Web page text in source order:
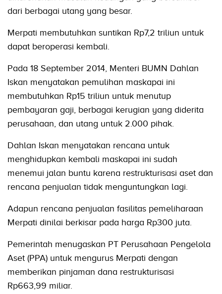
dari berbagai utang yang besar.
Merpati membutuhkan suntikan Rp7,2 triliun untuk
dapat beroperasi kembali.
Pada 18 September 2014, Menteri BUMN Dahlan
Iskan menyatakan pemulihan maskapai ini
membutuhkan Rp15 triliun untuk menutup
pembayaran gaji, berbagai kerugian yang diderita
perusahaan, dan utang untuk 2.000 pihak.
Dahlan Iskan menyatakan rencana untuk
menghidupkan kembali maskapai ini sudah
menemui jalan buntu karena restrukturisasi aset dan
rencana penjualan tidak menguntungkan lagi.
Adapun rencana penjualan fasilitas pemeliharaan
Merpati dinilai berkisar pada harga Rp300 juta.
Pemerintah menugaskan PT Perusahaan Pengelola
Aset (PPA) untuk mengurus Merpati dengan
memberikan pinjaman dana restrukturisasi
Rp663,99 miliar.